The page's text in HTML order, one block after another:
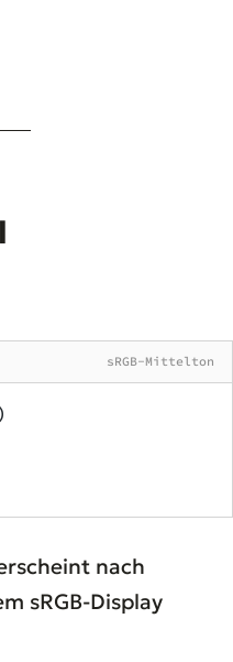
sRGB-Mittelton
nach
sRGB-Display